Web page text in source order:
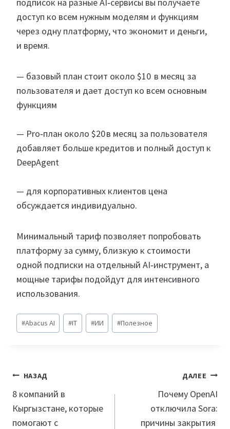
доступ ко всем нужным моделям и функциям
через одну платформу, что экономит и деньги,
и время.
— базовый план стоит около $10 в месяц за
пользователя и дает доступ ко всем основным
функциям
— Pro‑план около $20 в месяц за пользователя
добавляет больше кредитов и полный доступ к
DeepAgent
— для корпоративных клиентов цена
обсуждается индивидуально.
Минимальный тариф позволяет попробовать
платформу за сумму, близкую к стоимости
одной подписки на отдельный AI‑инструмент, а
мощные тарифы подойдут для интенсивного
использования.
Метки
записи:
#Abacus AI #IT #ИИ #Полезное
Навигация
по
записям
НАЗАД
8 компаний в
Кыргызстане, которые
помогают с
ДАЛЕЕ
Почему OpenAI
отключила Sora:
причины закрытия